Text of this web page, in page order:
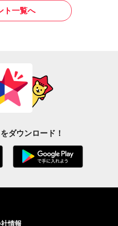
ト一覧へ
ダウンロード！
情報